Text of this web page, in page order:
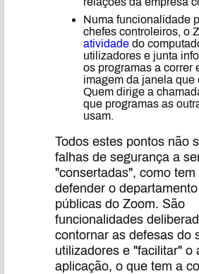
Numa funcionalidade
chefes controleiros, o
atividade do
utilizadores e junta
os programas a correr
imagem da janela que
Quem dirige a
que programas as
usam.
Todos estes pontos não
falhas de segurança a
"consertadas", como tem
defender o
públicas do Zoom. São
funcionalidades
contornar as defesas do
utilizadores e "facilitar" o
aplicação, o que tem a